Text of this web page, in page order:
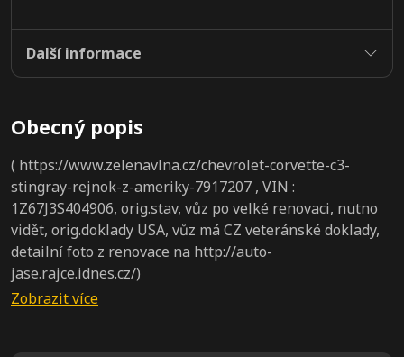
Další informace
Obecný popis
( https://www.zelenavlna.cz/chevrolet-corvette-c3-
stingray-rejnok-z-ameriky-7917207 , VIN :
1Z67J3S404906, orig.stav, vůz po velké renovaci, nutno
vidět, orig.doklady USA, vůz má CZ veteránské doklady,
detailní foto z renovace na http://auto-
jase.rajce.idnes.cz/)